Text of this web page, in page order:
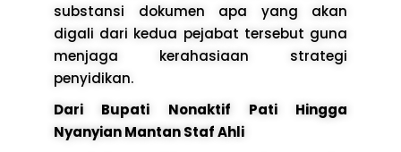
substansi dokumen apa yang akan
digali dari kedua pejabat tersebut guna
menjaga kerahasiaan strategi
penyidikan.
Dari Bupati Nonaktif Pati Hingga
Nyanyian Mantan Staf Ahli